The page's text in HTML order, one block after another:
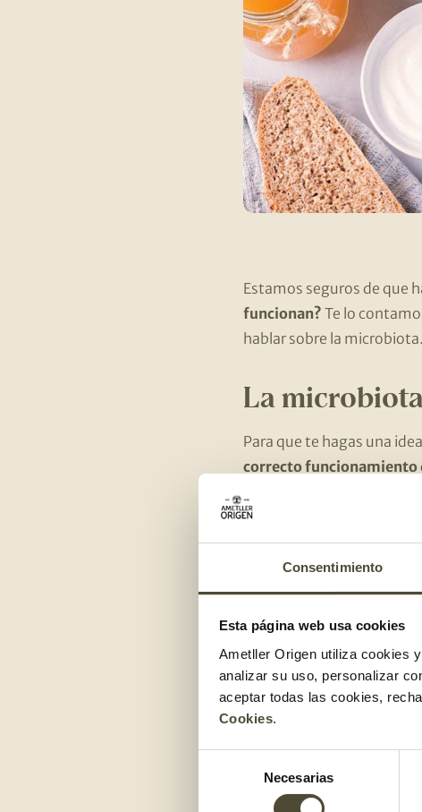
Consentimiento
Esta página web usa cookies
Ametller Origen utiliza cookies
analizar su uso, personalizar
aceptar todas las cookies,
Cookies.
consentimiento
Necesarias
Estamos seguros de que
funcionan? Te lo
hablar sobre la
La
Para que te hagas una
correcto funcionamiento
ayuda digerir
estilo de vida y del entorno.
Los
la salud, especialmente